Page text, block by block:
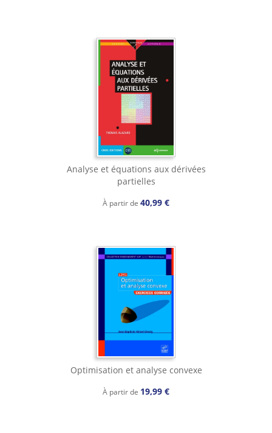
Analyse et équations aux dérivées
partielles
À partir de 40,99 €
Optimisation et analyse convexe
À partir de 19,99 €